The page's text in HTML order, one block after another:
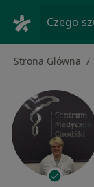
Czego
Strona Główna